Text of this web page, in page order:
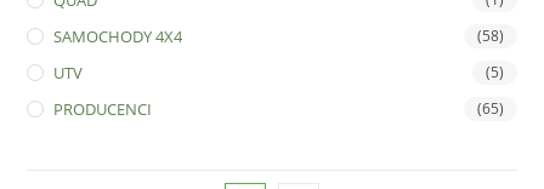
SAMOCHODY 4X4 (58)
UTV (5)
PRODUCENCI (65)